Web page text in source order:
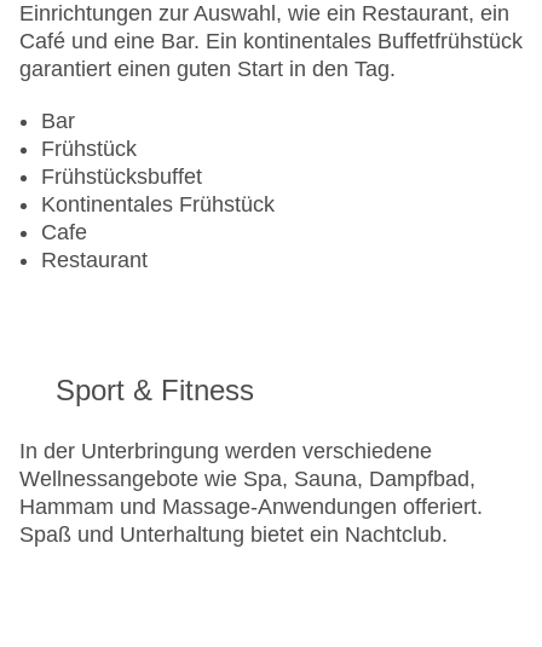
Einrichtungen zur Auswahl, wie ein Restaurant, ein
Café und eine Bar. Ein kontinentales Buffetfrühstück
garantiert einen guten Start in den Tag.
Bar
Frühstück
Frühstücksbuffet
Kontinentales Frühstück
Cafe
Restaurant
Sport & Fitness
In der Unterbringung werden verschiedene
Wellnessangebote wie Spa, Sauna, Dampfbad,
Hammam und Massage-Anwendungen offeriert.
Spaß und Unterhaltung bietet ein Nachtclub.